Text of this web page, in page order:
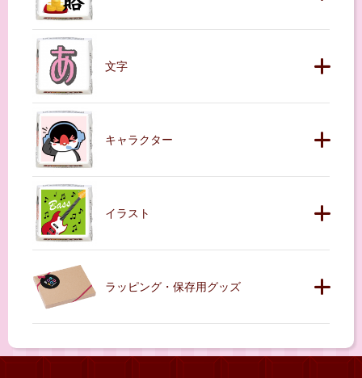
文字
キャラクター
イラスト
ラッピング・保存用グッズ